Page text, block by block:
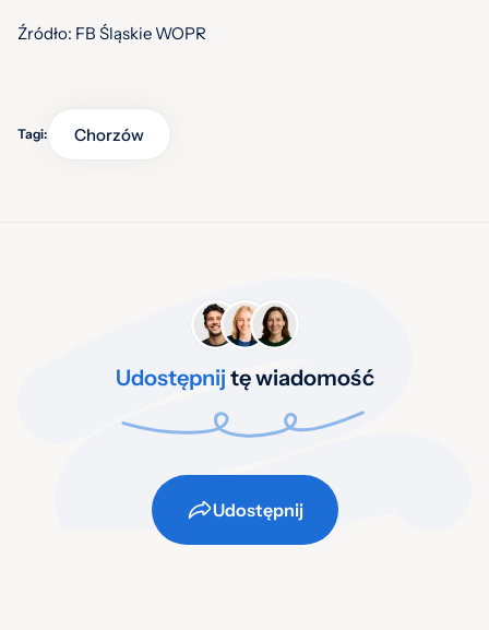
Źródło: FB Śląskie WOPR
Tagi: Chorzów
Udostępnij tę wiadomość
Udostępnij